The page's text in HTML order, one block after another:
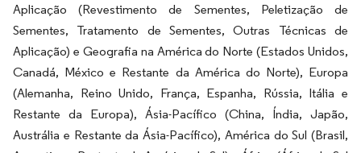
Aplicação (Revestimento de Sementes, Peletização de
Sementes, Tratamento de Sementes, Outras Técnicas de
Aplicação) e Geografia na América do Norte (Estados Unidos,
Canadá, México e Restante da América do Norte), Europa
(Alemanha, Reino Unido, França, Espanha, Rússia, Itália e
Restante da Europa), Ásia-Pacífico (China, Índia, Japão,
Austrália e Restante da Ásia-Pacífico), América do Sul (Brasil,